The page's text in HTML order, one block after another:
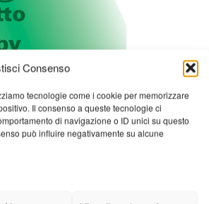
Consenso
tecnologie come i cookie per memorizzare
Il consenso a queste tecnologie ci
di navigazione o ID unici su questo
può influire negativamente su alcune